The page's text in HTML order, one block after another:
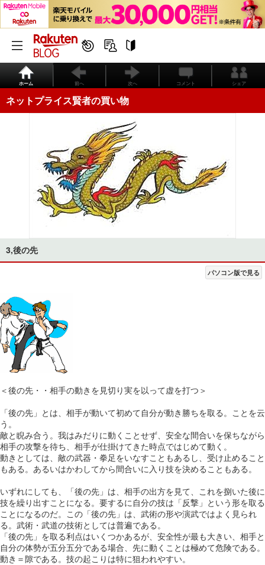
ホーム 前へ 次へ コメント シェア
ネットプライス賢者の買い物
3,後の先
パソコン版で見る
＜後の先・・相手の動きを見切り実を以って虚を打つ＞
「後の先」とは、相手が動いて初めて自分が動き勝ちを取る。ことを云
う。
敵と睨み合う。我はみだりに動くことせず、安全な間合いを保ちながら
相手の攻撃を待ち、相手が仕掛けてきた時点ではじめて動く。
動きとしては、敵の武器・拳足をいなすこともあるし、受け止めること
もある。あるいはかわしてから間合いに入り技を決めることもある。
いずれにしても、「後の先」は、相手の出方を見て、これを捌いた後に
技を繰り出すことになる。要するに自分の技は「反撃」という形を取る
ことになるのだ。この「後の先」は、武術の形や演武ではよく見られ
る。武術・武道の技術としては普遍である。
「後の先」を取る利点はいくつかあるが、安全性が最も大きい、相手と
自分の体勢が五分五分である場合、先に動くことは極めて危険である。
動き＝隙である。技の起こりは特に狙われやすい。